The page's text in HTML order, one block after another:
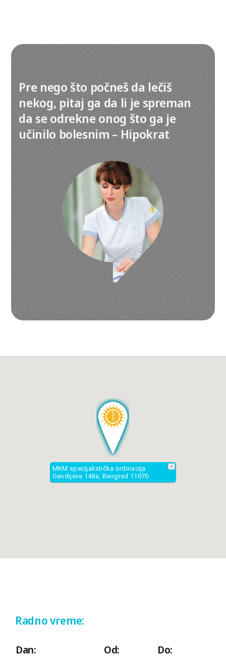
Pre nego što počneš da lečiš
nekog, pitaj ga da li je spreman
da se odrekne onog što ga je
učinilo bolesnim – Hipokrat
MKM specijalistička ordinacija
Gandijeva 148a, Beograd 11070
Radno vreme:
Dan: Od:
Do: